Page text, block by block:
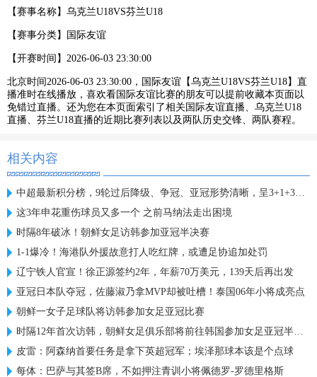
【赛事名称】 乌克兰U18VS芬兰U18
【赛事分类】 国际友谊
【开赛时间】 2026-06-03 23:30:00
北京时间2026-06-03 23:30:00，国际友谊【乌克兰U18VS芬兰U18】直
播准时在线播放，喜欢看国际友谊比赛的朋友可以提前收藏本页面以
免错过直播。还为您在本页面索引了相关国际友谊直播、乌克兰U18
直播、芬兰U18直播的近期比赛列表以及两队历史交锋、两队赛程。
相关内容
中超最新积分榜，9轮过后降级、争冠、亚冠形势清晰，呈3+1+3格局
这3年申花重伤球员又多一个 之前马纳法走出困境
时隔8年破冰！朝鲜女足访韩参加亚冠半决赛
1-1爆冷！海港队外援故意打人吃红牌，或遭足协追加处罚
辽宁铁人官宣！徐正源签约2年，年薪70万美元，139天后再出发
亚冠日本队夺冠，佐藤淑乃拿MVP却被吐槽！泰国06年小将成亮点
朝鲜一女子足球队将访韩参加女足亚冠比赛
时隔12年首次访韩，朝鲜女足俱乐部将前往韩国参加女足亚冠半决赛
皮雷：阿森纳首要任务是拿下英超冠军；埃泽那球本该是个点球
每体：巴萨与其签B席，不如押注青训小将佩德罗-罗德里格斯